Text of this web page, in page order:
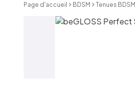
Page d'accueil BDSM Tenues BDSM